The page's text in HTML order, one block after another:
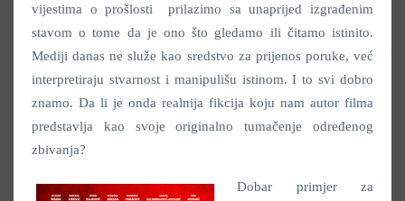
vijestima o prošlosti prilazimo sa unaprijed izgrađenim
stavom o tome da je ono što gledamo ili čitamo istinito.
Mediji danas ne služe kao sredstvo za prijenos poruke, već
interpretiraju stvarnost i manipulišu istinom. I to svi dobro
znamo. Da li je onda realnija fikcija koju nam autor filma
predstavlja kao svoje originalno tumačenje određenog
zbivanja?
Dobar primjer za